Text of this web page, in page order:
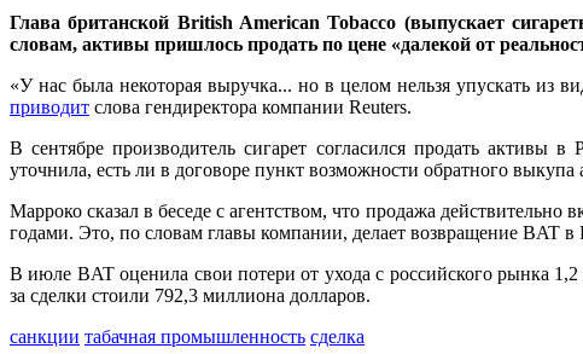
Глава британской British American Tobacco (выпускает
словам, активы пришлось продать по цене «далекой от
«У нас была некоторая выручка... но в целом нельзя упускать из
приводит слова гендиректора компании Reuters.
В сентябре производитель сигарет согласился продать
уточнила, есть ли в договоре пункт возможности обратного выкупа
Марроко сказал в беседе с агентством, что продажа
годами. Это, по словам главы компании, делает возвращение BAT
В июле BAT оценила свои потери от ухода с российского рынка
за сделки стоили 792,3 миллиона долларов.
санкции табачная промышленность сделка